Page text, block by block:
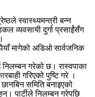
स्वास्थ्यमन्त्री बन्न
व्यवसायी दुर्गा प्रसाईंसँग
मागेको अडिओ सार्वजनिक
निलम्बन गरेको छ। रास्वपाका
गरिएको पुष्टि गरे ।
समिति बनाइएको
पार्टीले निलम्बन गरेपछि